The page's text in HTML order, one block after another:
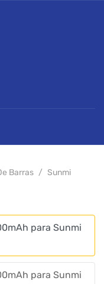
Barras
Sunmi